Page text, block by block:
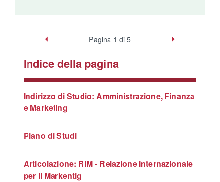
Pagina 1 di 5
Indice della pagina
Indirizzo di Studio: Amministrazione, Finanza
e Marketing
Piano di Studi
Articolazione: RIM - Relazione Internazionale
per il Markentig